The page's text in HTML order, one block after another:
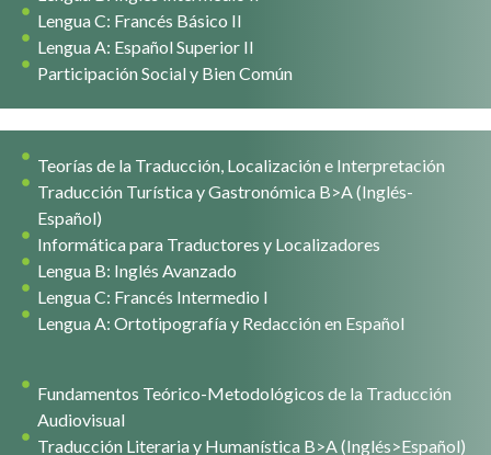
Lengua C: Francés Básico II
Lengua A: Español Superior II
Participación Social y Bien Común
Teorías de la Traducción, Localización e Interpretación
Traducción Turística y Gastronómica B>A (Inglés-
Español)
Informática para Traductores y Localizadores
Lengua B: Inglés Avanzado
Lengua C: Francés Intermedio I
Lengua A: Ortotipografía y Redacción en Español
Fundamentos Teórico-Metodológicos de la Traducción
Audiovisual
Traducción Literaria y Humanística B>A (Inglés>Español)